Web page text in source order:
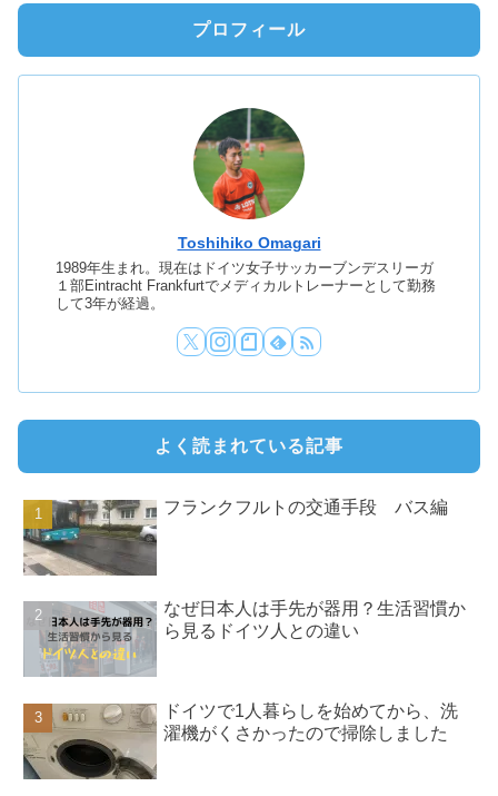
プロフィール
Toshihiko Omagari
1989年生まれ。現在はドイツ女子サッカーブンデスリーガ
１部Eintracht Frankfurtでメディカルトレーナーとして勤務
して3年が経過。
よく読まれている記事
フランクフルトの交通手段 バス編
なぜ日本人は手先が器用？生活習慣か
ら見るドイツ人との違い
ドイツで1人暮らしを始めてから、洗
濯機がくさかったので掃除しました